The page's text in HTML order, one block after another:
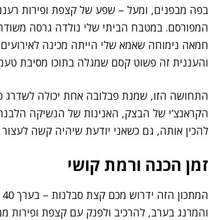
בפה מבפנים, ומעל – שפע של קצפת ופירות
המפורסם. במטבח הביתי שלי נולדה גרסה
חמאה נימוחה שאמא שלי הייתה מכינה
והעננית זה פשוט קסם שמגלה בתוכו מסיבת
התחושה הזו, שמנת פבלובה אחת יכולה לשדרג
הקראנצ’י של הבצק, האנינות של הנשיקה
להכין אותה, גם כשאני יודעת שיהיה קשה
זמן הכנה ורמת קושי
והמרנג בערב, להרכיב ולפנק עם קצפת